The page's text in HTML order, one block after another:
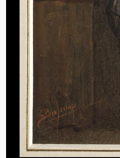
Van juni 2023 tot juli
Fries Museum
Bisschop: Verlangen
tentoonstelling maak
powerkoppel van de
museum haalt het
echtpaar terug uit
een grote
hoe het verlangen
en werk van de